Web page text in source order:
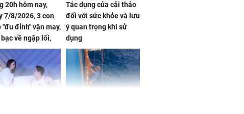
20h hôm nay,
7/8/2026, 3 con
"đu đỉnh" vận may,
về ngập lối,
ấm no, tình
mãn
Tác dụng của cải thảo
đối với sức khỏe và lưu
ý quan trọng khi sử
dụng